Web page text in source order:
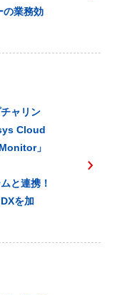
の業務効
ャリン
Cloud
」
と連携！
を加